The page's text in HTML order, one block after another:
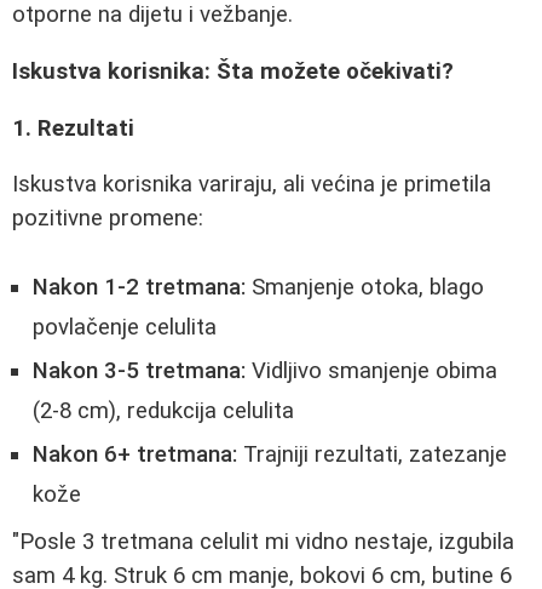
otporne na dijetu i vežbanje.
Iskustva korisnika: Šta možete očekivati?
1. Rezultati
Iskustva korisnika variraju, ali većina je primetila
pozitivne promene:
Nakon 1-2 tretmana: Smanjenje otoka, blago
povlačenje celulita
Nakon 3-5 tretmana: Vidljivo smanjenje obima
(2-8 cm), redukcija celulita
Nakon 6+ tretmana: Trajniji rezultati, zatezanje
kože
"Posle 3 tretmana celulit mi vidno nestaje, izgubila
sam 4 kg. Struk 6 cm manje, bokovi 6 cm, butine 6